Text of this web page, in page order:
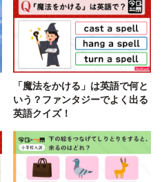
「魔法をかける」は英語で何と
いう？ファンタジーでよく出る
英語クイズ！